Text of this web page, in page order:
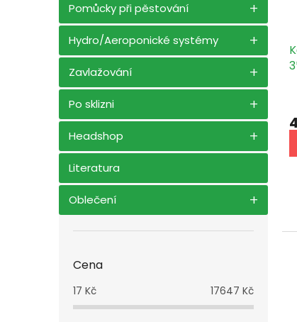
Pomůcky při pěstování
Hydro/Aeroponické systémy
Zavlažování
Po sklizni
Headshop
Literatura
Oblečení
Cena
17 Kč 17647 Kč